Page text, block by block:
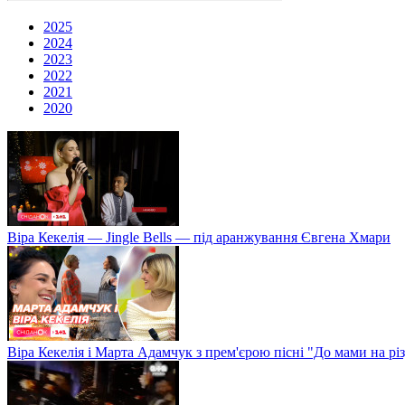
2025
2024
2023
2022
2021
2020
Віра Кекелія — Jingle Bells — під аранжування Євгена Хмари
Віра Кекелія і Марта Адамчук з прем'єрою пісні "До мами на